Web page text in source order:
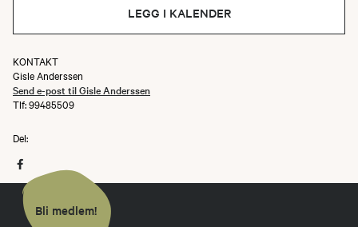
LEGG I KALENDER
KONTAKT
Gisle Anderssen
Send e-post til Gisle Anderssen
Tlf: 99485509
Del:
Bli medlem!